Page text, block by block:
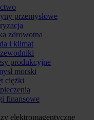
przemysłowe
zdrowotna
i klimat
produkcyjne
morski
ciężki
finansowe
elektromagentyczne